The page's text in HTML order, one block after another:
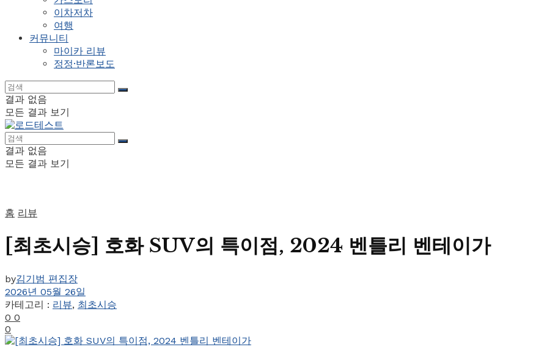
이차저차
여행
커뮤니티
마이카 리뷰
정정·반론보도
결과 없음
모든 결과 보기
결과 없음
모든 결과 보기
홈 리뷰
[최초시승] 호화 SUV의 특이점, 2024 벤틀리 벤테이가
by김기범 편집장
2026년 05월 26일
카테고리 : 리뷰, 최초시승
0 0
0